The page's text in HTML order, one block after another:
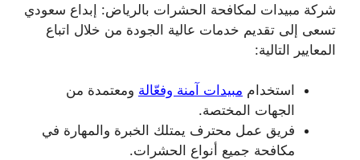
شركة مبيدات لمكافحة الحشرات بالرياض: إبداع سعودي
تسعى إلى تقديم خدمات عالية الجودة من خلال اتباع
المعايير التالية:
استخدام مبيدات آمنة وفعّالة ومعتمدة من
الجهات المختصة.
فريق عمل محترف يمتلك الخبرة والمهارة في
مكافحة جميع أنواع الحشرات.